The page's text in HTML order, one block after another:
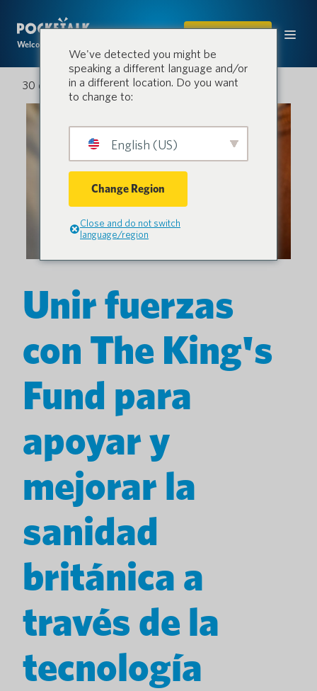
Welcome to the conversation.
COMPRAR
30 de junio de 2025
Unir fuerzas
con The King's
Fund para
apoyar y
mejorar la
sanidad
británica a
través de la
tecnología
We've detected you might be
speaking a different language and/or
in a different location. Do you want
to change to:
English (US)
Change Region
Close and do not switch
language/region